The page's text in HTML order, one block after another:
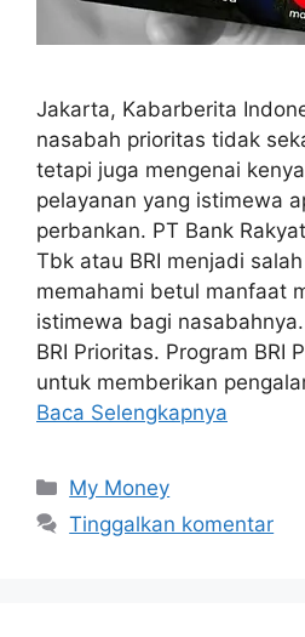
Jakarta, Kabarberita
nasabah prioritas tidak
tetapi juga mengenai
pelayanan yang istimewa
perbankan. PT Bank
Tbk atau BRI menjadi
memahami betul manfaat
istimewa bagi
BRI Prioritas. Program BRI
untuk memberikan
Baca Selengkapnya
Kategori
My Money
Tinggalkan komentar